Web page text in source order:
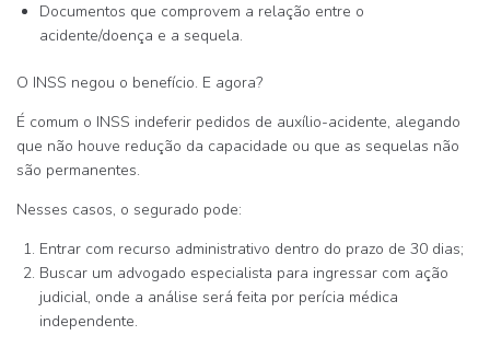
Documentos que comprovem a relação entre o
acidente/doença e a sequela.
O INSS negou o benefício. E agora?
É comum o INSS indeferir pedidos de auxílio-acidente, alegando
que não houve redução da capacidade ou que as sequelas não
são permanentes.
Nesses casos, o segurado pode:
Entrar com recurso administrativo dentro do prazo de 30 dias;
Buscar um advogado especialista para ingressar com ação
judicial, onde a análise será feita por perícia médica
independente.